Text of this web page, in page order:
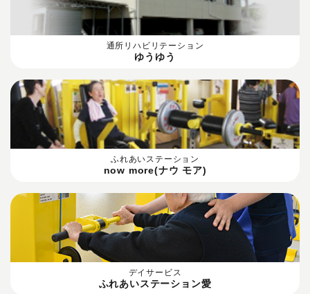
通所リハビリテーション
ゆうゆう
ふれあいステーション
now more(ナウ モア)
デイサービス
ふれあいステーション愛